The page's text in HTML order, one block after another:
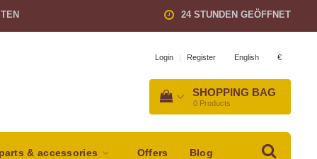
24 STUNDEN GEÖFFNET
Login | Register English €
SHOPPING BAG
0 Products
& accessories Offers Blog